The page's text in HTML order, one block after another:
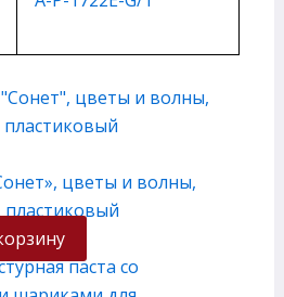
цветы и волны,
плаcтиковый